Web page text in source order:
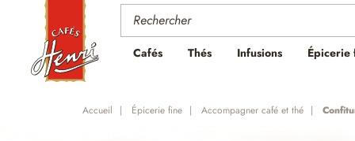
Cafés Thés Infusions Épicerie
Accueil Épicerie fine Accompagner café et thé